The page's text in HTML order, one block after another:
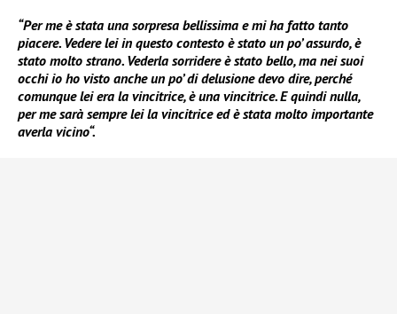
“Per me è stata una sorpresa bellissima e mi ha fatto tanto
piacere. Vedere lei in questo contesto è stato un po’ assurdo, è
stato molto strano. Vederla sorridere è stato bello, ma nei suoi
occhi io ho visto anche un po’ di delusione devo dire, perché
comunque lei era la vincitrice, è una vincitrice. E quindi nulla,
per me sarà sempre lei la vincitrice ed è stata molto importante
averla vicino“.